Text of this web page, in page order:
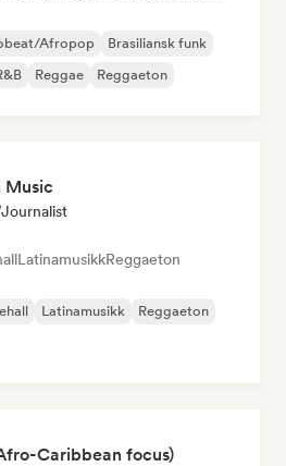
Afropop
Brasiliansk funk
Reggae Reggaeton
Music
LatinamusikkReggaeton
Latinamusikk Reggaeton
Caribbean focus)